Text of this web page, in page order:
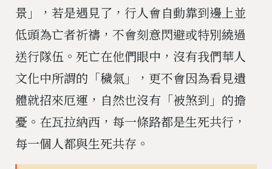
景」，若是遇見了，行人會自動靠到邊上並
低頭為亡者祈禱，不會刻意閃避或特別繞過
送行隊伍。死亡在他們眼中，沒有我們華人
文化中所謂的「穢氣」，更不會因為看見遺
體就招來厄運，自然也沒有「被煞到」的擔
憂。在瓦拉納西，每一條路都是生死共行，
每一個人都與生死共存。